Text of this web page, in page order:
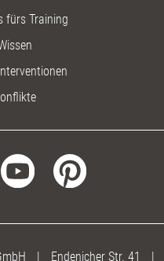
fürs Training
| Endenicher Str. 41 |